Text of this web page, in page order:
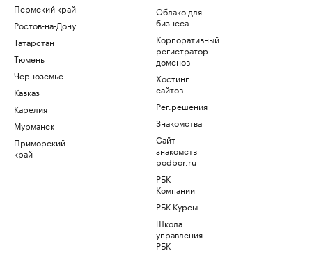
Пермский край
Ростов-на-Дону
Татарстан
Тюмень
Черноземье
Кавказ
Карелия
Мурманск
Приморский
край
Облако для
бизнеса
Корпоративный
регистратор
доменов
Хостинг
сайтов
Рег.решения
Знакомства
Сайт
знакомств
podbor.ru
РБК
Компании
РБК Курсы
Школа
управления
РБК